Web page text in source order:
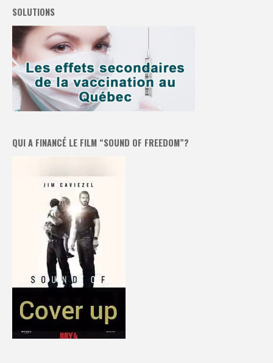
SOLUTIONS
QUI A FINANCÉ LE FILM “SOUND OF FREEDOM”?